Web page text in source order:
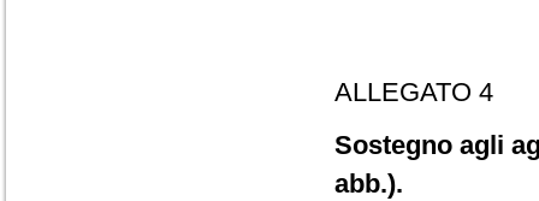
ALLEGATO 4
Sostegno agli
abb.).